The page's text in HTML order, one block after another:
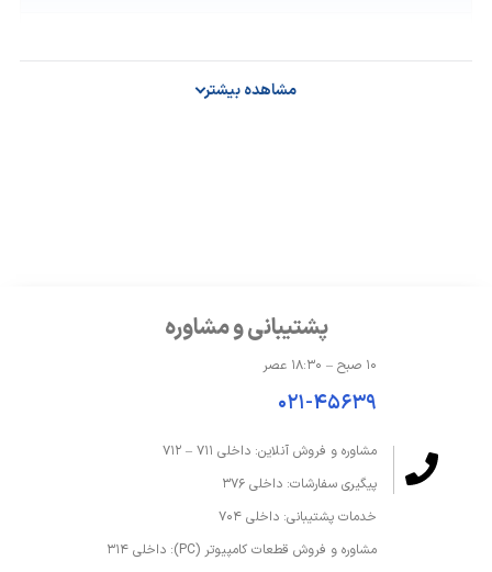
NVIDIA
512 گیگابایت
ظرفیت حافظه رم 16 گیگابایت
نوع حافظه داخلی SSD
نوع حافظه رم DDR4
ندارد
مشاهده بیشتر
پشتیبانی و مشاوره
۱۰ صبح – ۱۸:۳۰ عصر
۰۲۱-۴۵۶۳۹
مشاوره و فروش آنلاین: داخلی ۷۱۱ – ۷۱۲
پیگیری سفارشات: داخلی ۳۷۶
خدمات پشتیبانی: داخلی ۷۰۴
مشاوره و فروش قطعات کامپیوتر (PC): داخلی ۳۱۴